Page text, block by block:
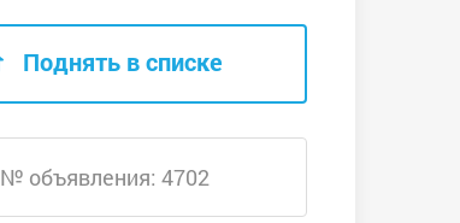
Поднять в списке
№ объявления: 4702